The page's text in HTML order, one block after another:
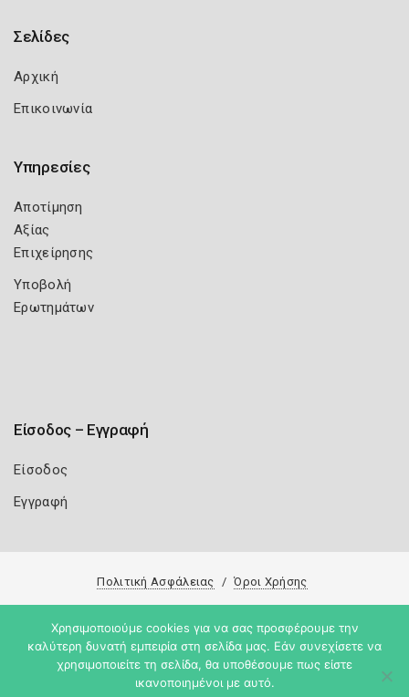
Σελίδες
Αρχική
Επικοινωνία
Υπηρεσίες
Αποτίμηση
Αξίας
Επιχείρησης
Υποβολή
Ερωτημάτων
Είσοδος – Εγγραφή
Είσοδος
Εγγραφή
Πολιτική Ασφάλειας Όροι Χρήσης
Copyright 2026 Knowledge A.E.
Χρησιμοποιούμε cookies για να σας προσφέρουμε την
καλύτερη δυνατή εμπειρία στη σελίδα μας. Εάν συνεχίσετε να
χρησιμοποιείτε τη σελίδα, θα υποθέσουμε πως είστε
ικανοποιημένοι με αυτό.